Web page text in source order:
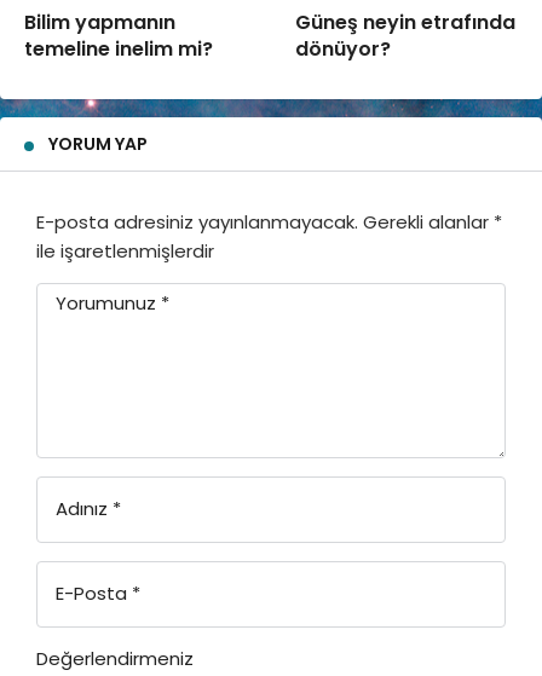
Bilim yapmanın
temeline inelim mi?
Güneş neyin etrafında
dönüyor?
YORUM YAP
E-posta adresiniz yayınlanmayacak. Gerekli alanlar *
ile işaretlenmişlerdir
Yorumunuz *
Adınız *
E-Posta *
Değerlendirmeniz